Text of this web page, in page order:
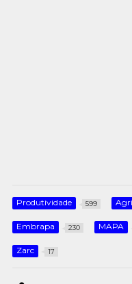
Produtividade 599
Embrapa 230 MAPA
Zarc 17